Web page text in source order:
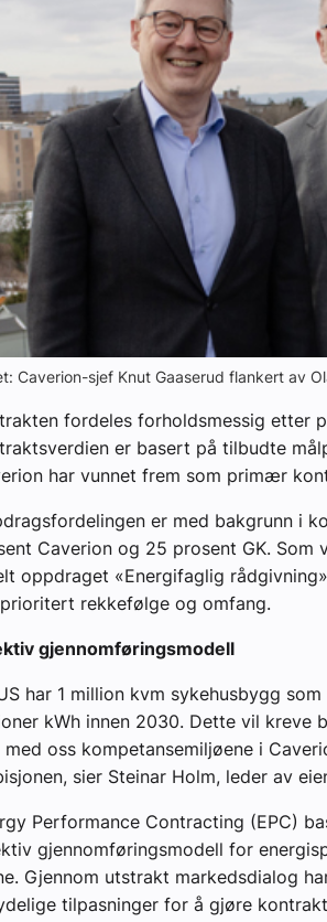
Caverion-sjef Knut Gaaserud flankert av
fordeles forholdsmessig etter
er basert på tilbudte
har vunnet frem som primær
er med bakgrunn i
Caverion og 25 prosent GK. Som
oppdraget «Energifaglig
rekkefølge og omfang.
gjennomføringsmodell
har 1 million kvm sykehusbygg
kWh innen 2030. Dette vil kreve
med oss kompetansemiljøene i
sier Steinar Holm, leder av
Performance Contracting (EPC)
gjennomføringsmodell for
Gjennom utstrakt markedsdialog
tilpasninger for å gjøre